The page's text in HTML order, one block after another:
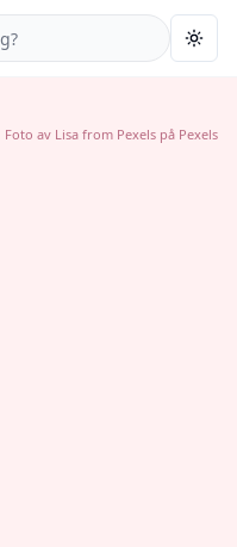
Foto av Lisa from Pexels på Pexels